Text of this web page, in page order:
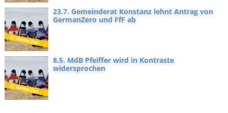
23.7. Gemeinderat Konstanz lehnt Antrag von
GermanZero und FfF ab
8.5. MdB Pfeiffer wird in Kontraste
widersprochen